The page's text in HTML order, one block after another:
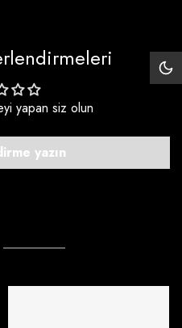
yapan siz olun
yazın